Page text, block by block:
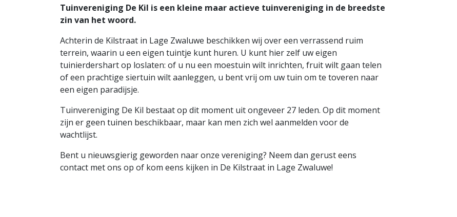
Tuinvereniging De Kil is een kleine maar actieve tuinvereniging in de breedste
zin van het woord.
Achterin de Kilstraat in Lage Zwaluwe beschikken wij over een verrassend ruim
terrein, waarin u een eigen tuintje kunt huren. U kunt hier zelf uw eigen
tuinierdershart op loslaten: of u nu een moestuin wilt inrichten, fruit wilt gaan telen
of een prachtige siertuin wilt aanleggen, u bent vrij om uw tuin om te toveren naar
een eigen paradijsje.
Tuinvereniging De Kil bestaat op dit moment uit ongeveer 27 leden. Op dit moment
zijn er geen tuinen beschikbaar, maar kan men zich wel aanmelden voor de
wachtlijst.
Bent u nieuwsgierig geworden naar onze vereniging? Neem dan gerust eens
contact met ons op of kom eens kijken in De Kilstraat in Lage Zwaluwe!